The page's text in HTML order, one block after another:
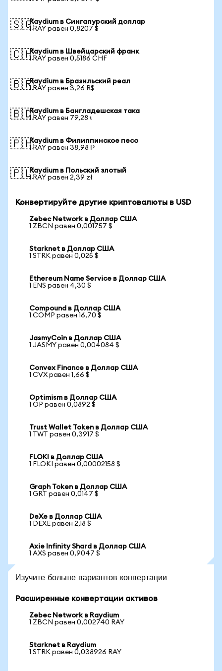
🇸🇬Raydium в Сингапурский доллар
1 RAY равен 0,8207 $
🇨🇭Raydium в Швейцарский франк
1 RAY равен 0,5186 CHF
🇧🇷Raydium в Бразильский реал
1 RAY равен 3,26 R$
🇧🇩Raydium в Бангладешская така
1 RAY равен 79,28 ৳
🇵🇭Raydium в Филиппинское песо
1 RAY равен 38,98 ₱
🇵🇱Raydium в Польский злотый
1 RAY равен 2,39 zł
Конвертируйте другие криптовалюты в USD
Zebec Network в Доллар США
1 ZBCN равен 0,001757 $
Starknet в Доллар США
1 STRK равен 0,025 $
Ethereum Name Service в Доллар США
1 ENS равен 4,30 $
Compound в Доллар США
1 COMP равен 16,70 $
JasmyCoin в Доллар США
1 JASMY равен 0,004084 $
Convex Finance в Доллар США
1 CVX равен 1,66 $
Optimism в Доллар США
1 OP равен 0,0892 $
Trust Wallet Token в Доллар США
1 TWT равен 0,3917 $
FLOKI в Доллар США
1 FLOKI равен 0,00002158 $
Graph Token в Доллар США
1 GRT равен 0,0147 $
DeXe в Доллар США
1 DEXE равен 2,18 $
Axie Infinity Shard в Доллар США
1 AXS равен 0,9047 $
Изучите больше вариантов конвертации
Расширенные конвертации активов
Zebec Network в Raydium
1 ZBCN равен 0,002740 RAY
Starknet в Raydium
1 STRK равен 0,038926 RAY